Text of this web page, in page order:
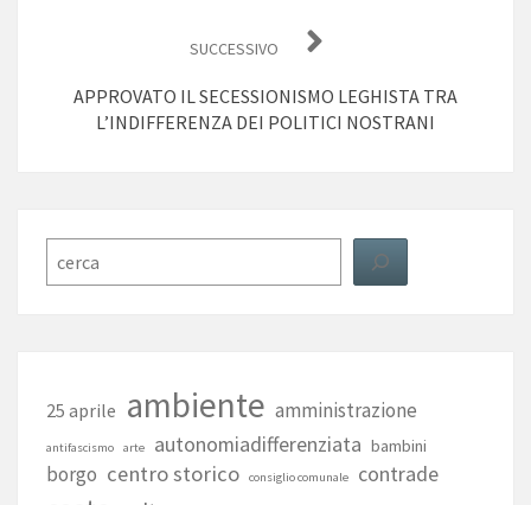
SUCCESSIVO
APPROVATO IL SECESSIONISMO LEGHISTA TRA
L’INDIFFERENZA DEI POLITICI NOSTRANI
25 aprile ambiente amministrazione
antifascismo arte autonomiadifferenziata bambini
borgo centro storico consiglio comunale contrade